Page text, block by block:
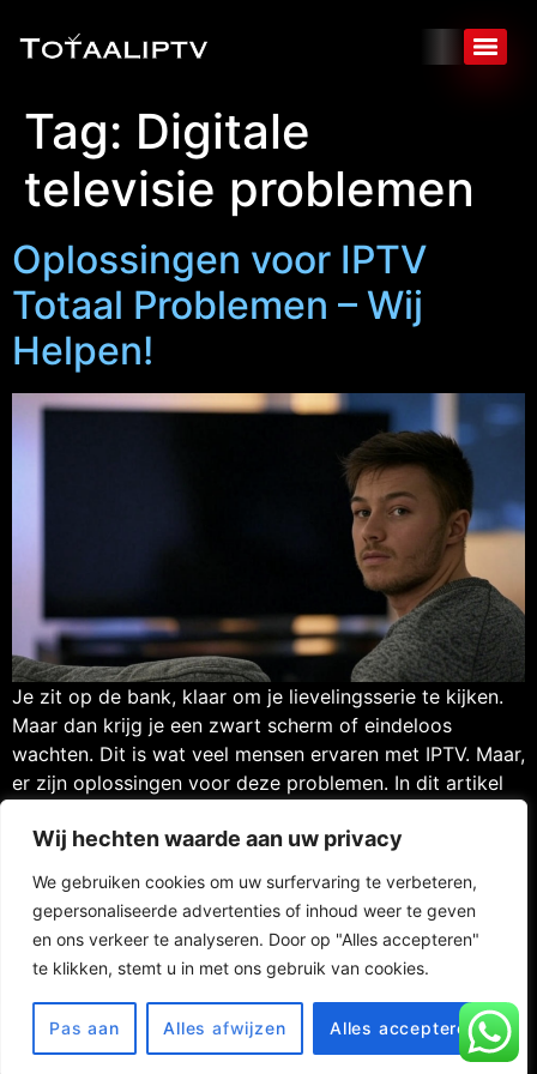
Wij hechten waarde aan uw privacy
We gebruiken cookies om uw surfervaring te verbeteren,
gepersonaliseerde advertenties of inhoud weer te geven
en ons verkeer te analyseren. Door op "Alles accepteren"
te klikken, stemt u in met ons gebruik van cookies.
Pas aan Alles afwijzen Alles accepteren
Tag: Digitale
televisie problemen
Oplossingen voor IPTV
Totaal Problemen – Wij
Helpen!
Je zit op de bank, klaar om je lievelingsserie te kijken.
Maar dan krijg je een zwart scherm of eindeloos
wachten. Dit is wat veel mensen ervaren met IPTV. Maar,
er zijn oplossingen voor deze problemen. In dit artikel
snel op te lossen. Zo kun […]
Contact FAQ
Privacy Policy
© 2025 Totaaliptv / Address : Aelbert Cuypstraat 14, 7944 CL
Meppel, Netherlands /support@totaaliptv.com